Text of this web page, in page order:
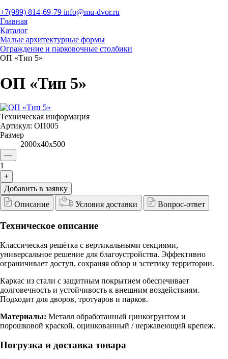
+7(989) 814-69-79 info@mu-dvor.ru
Главная
Каталог
Малые архитектурные формы
Ограждение и парковочные столбики
ОП «Тип 5»
ОП «Тип 5»
Техническая информация
Артикул: ОП005
Размер
2000х40х500
—
1
+
Добавить в заявку
Описание
Условия доставки Вопрос-ответ
Техническое описание
Классическая решётка с вертикальными секциями,
универсальное решение для благоустройства. Эффективно
ограничивает доступ, сохраняя обзор и эстетику территории.
Каркас из стали с защитным покрытием обеспечивает
долговечность и устойчивость к внешним воздействиям.
Подходит для дворов, тротуаров и парков.
Материалы: Металл обработанный цинкогрунтом и
порошковой краской, оцинкованный / нержавеющий крепеж.
Погрузка и доставка товара